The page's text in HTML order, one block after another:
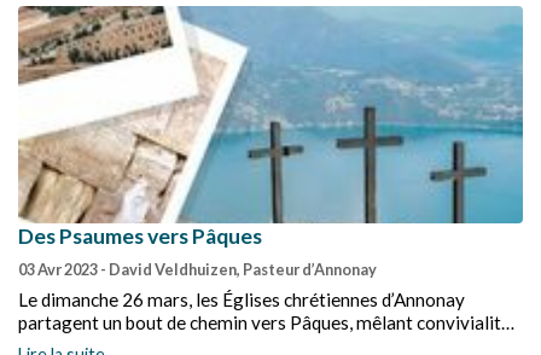
Des Psaumes vers Pâques
03 Avr 2023- David Veldhuizen, Pasteur d’Annonay
Le dimanche 26 mars, les Églises chrétiennes d’Annonay
partagent un bout de chemin vers Pâques, mêlant convivialité,
prière et découverte des prières juives.